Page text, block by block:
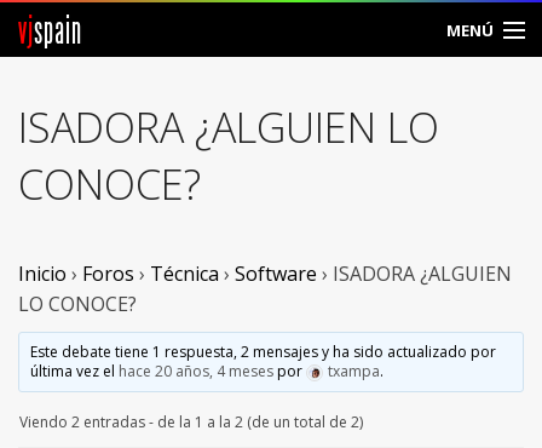
vjspain MENÚ
Foros
Noticias
Vjspain
Ayuda
Contacto
Entrar
ISADORA ¿ALGUIEN LO
CONOCE?
Inicio › Foros › Técnica › Software › ISADORA ¿ALGUIEN
LO CONOCE?
Este debate tiene 1 respuesta, 2 mensajes y ha sido actualizado por
última vez el hace 20 años, 4 mesespor txampa.
Viendo 2 entradas - de la 1 a la 2 (de un total de 2)